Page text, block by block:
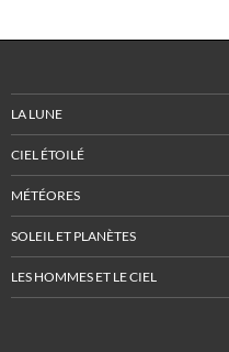
LA LUNE
CIEL ÉTOILÉ
MÉTÉORES
SOLEIL ET PLANÈTES
LES HOMMES ET LE CIEL